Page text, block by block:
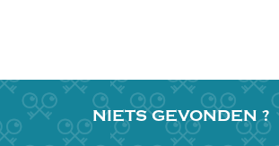
NIETSGEVONDEN ?